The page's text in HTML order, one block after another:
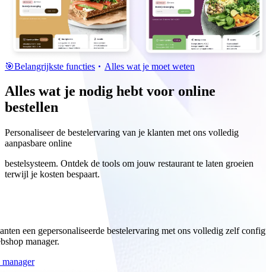
🎯Belangrijkste functies Alles wat je moet weten
Alles wat je nodig hebt voor online
bestellen
Personaliseer de bestelervaring van je klanten met ons volledig
aanpasbare online
bestelsysteem. Ontdek de tools om jouw restaurant te laten groeien
terwijl je kosten bespaart.
een gepersonaliseerde bestelervaring met ons volledig zelf
manager.